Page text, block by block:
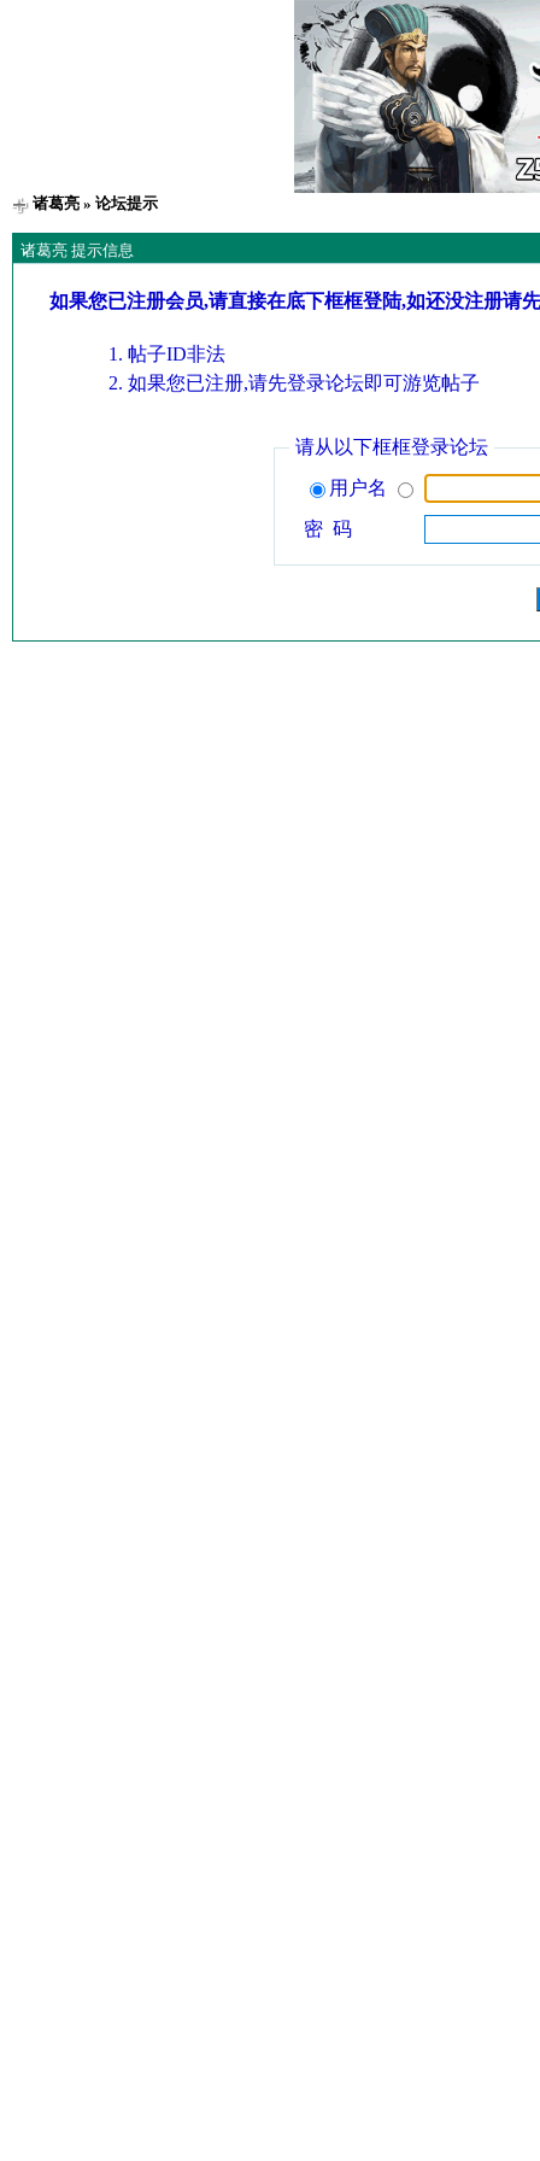
诸葛亮» 论坛提示
诸葛亮 提示信息
如果您已注册会员,请直接在底下框框登陆,如还没注册请
帖子ID非法
如果您已注册,请先登录论坛即可游览帖子
请从以下框框登录论坛
用户名
密 码